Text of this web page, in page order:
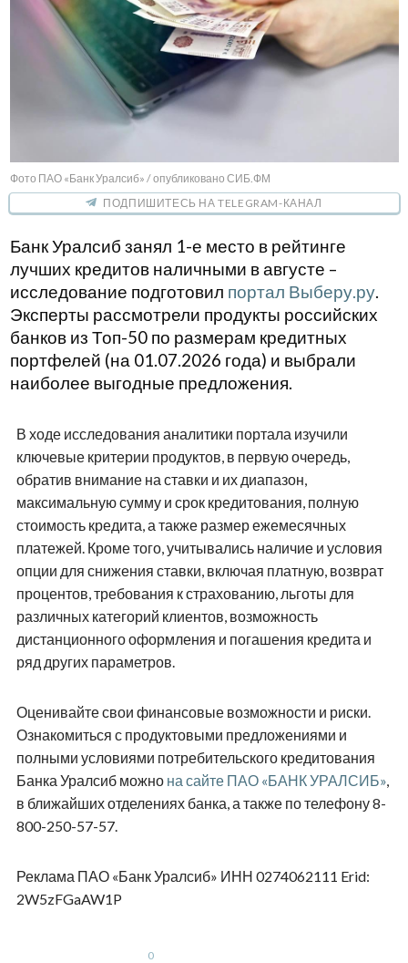
Фото ПАО «Банк Уралсиб» / опубликовано СИБ.ФМ
ПОДПИШИТЕСЬ НА TELEGRAM-КАНАЛ
Банк Уралсиб занял 1-е место в рейтинге
лучших кредитов наличными в августе –
исследование подготовил портал Выберу.ру.
Эксперты рассмотрели продукты российских
банков из Топ-50 по размерам кредитных
портфелей (на 01.07.2026 года) и выбрали
наиболее выгодные предложения.
В ходе исследования аналитики портала изучили
ключевые критерии продуктов, в первую очередь,
обратив внимание на ставки и их диапазон,
максимальную сумму и срок кредитования, полную
стоимость кредита, а также размер ежемесячных
платежей. Кроме того, учитывались наличие и условия
опции для снижения ставки, включая платную, возврат
процентов, требования к страхованию, льготы для
различных категорий клиентов, возможность
дистанционного оформления и погашения кредита и
ряд других параметров.
Оценивайте свои финансовые возможности и риски.
Ознакомиться с продуктовыми предложениями и
полными условиями потребительского кредитования
Банка Уралсиб можно на сайте ПАО «БАНК УРАЛСИБ»,
в ближайших отделениях банка, а также по телефону 8-
800-250-57-57.
Реклама ПАО «Банк Уралсиб» ИНН 0274062111 Erid:
2W5zFGaAW1P
0